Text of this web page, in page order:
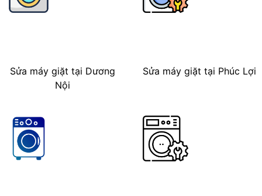
Sửa máy giặt tại Dương
Nội
Sửa máy giặt tại Phúc Lợi